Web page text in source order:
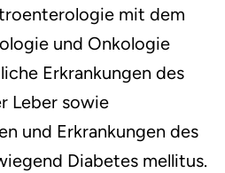
mit dem
und Onkologie
Erkrankungen des
Leber sowie
und Erkrankungen des
Diabetes mellitus.